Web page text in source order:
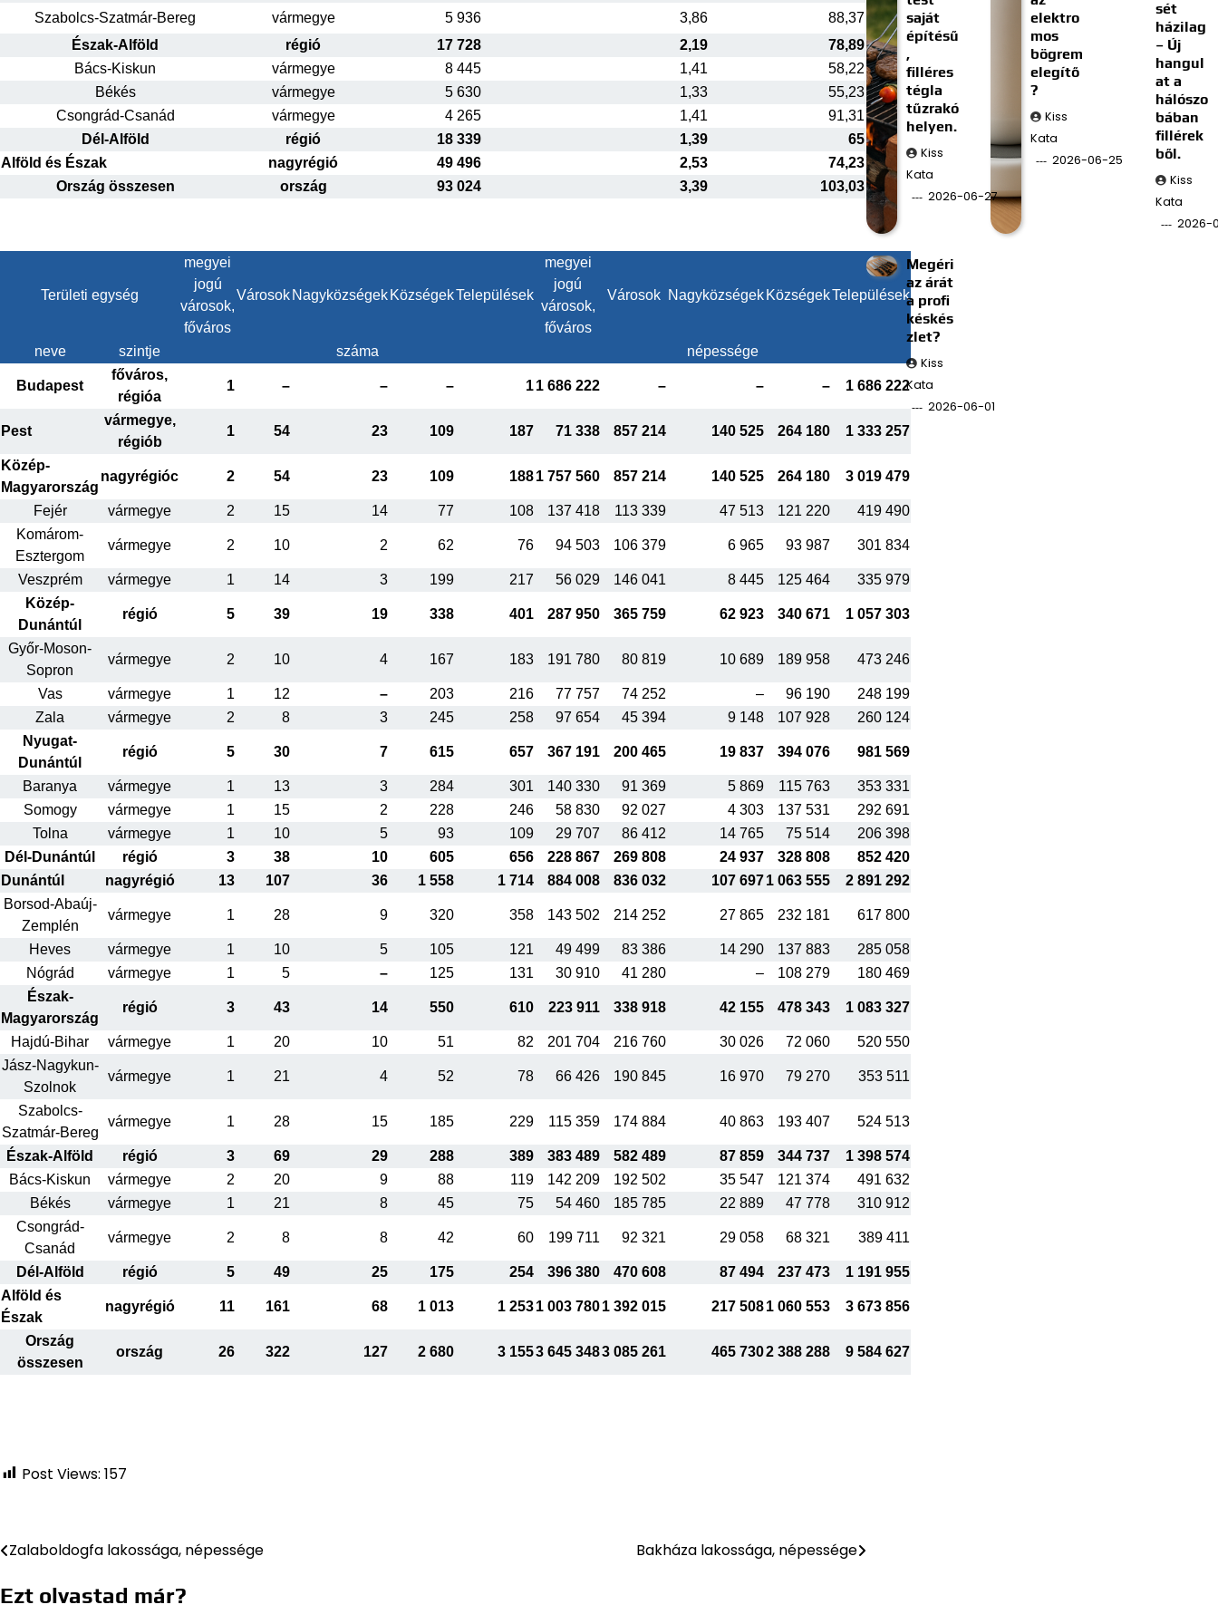
Szabolcs-Szatmár-Bereg vármegye 5 936 3,86
88,37
Észak-Alföld
régió 17 728 2,19
78,89
Bács-Kiskun
vármegye 8 445 1,41
58,22
Békés
vármegye 5 630 1,33
55,23
Csongrád-Csanád
vármegye 4 265 1,41
91,31
Dél-Alföld
régió 18 339 1,39
65
Alföld és Észak
nagyrégió 49 496 2,53
74,23
Ország összesen
ország 93 024 3,39 103,03
Területi egység
megyei
jogú
városok,
főváros
Városok Nagyközségek KözségekTelepülések
megyei
jogú
városok,
főváros
Városok Nagyközségek KözségekTelepülések
neve szintje száma népessége
Budapest
főváros,
régióa
1 – – – 11 686 222 – – – 1 686 222
Pest
vármegye,
régiób
1 54 23 109 187 71 338 857 214 140 525 264 180 1 333 257
Közép-
Magyarország
nagyrégióc 2 54 23 109 1881 757 560 857 214 140 525 264 180 3 019 479
Fejér vármegye 2 15 14 77 108 137 418 113 339 47 513 121 220
419 490
Komárom-
Esztergom
vármegye 2 10 2 62 76 94 503 106 379 6 965 93 987 301 834
Veszprém vármegye 1 14 3 199 217 56 029 146 041 8 445 125 464
335 979
Közép-
Dunántúl
régió 5 39 19 338 401 287 950 365 759 62 923 340 671 1 057 303
Győr-Moson-
Sopron
vármegye 2 10 4 167 183 191 780 80 819 10 689 189 958 473 246
Vas vármegye 1 12 – 203 216 77 757 74 252 – 96 190
248 199
Zala
vármegye 2 8 3 245 258 97 654 45 394 9 148 107 928
260 124
Nyugat-
Dunántúl
régió 5 30 7 615 657 367 191 200 465 19 837 394 076 981 569
Baranya vármegye 1 13 3 284 301 140 330 91 369 5 869 115 763
353 331
Somogy
vármegye 1 15 2 228 246 58 830 92 027 4 303 137 531
292 691
Tolna
vármegye 1 10 5 93 109 29 707 86 412 14 765 75 514
206 398
Dél-Dunántúl
régió 3 38 10 605 656 228 867 269 808 24 937 328 808
852 420
Dunántúl
nagyrégió 13 107 36 1 558 1 714 884 008 836 032 107 6971 063 555
2 891 292
Borsod-Abaúj-
Zemplén
vármegye 1 28 9 320 358 143 502 214 252 27 865 232 181 617 800
Heves vármegye 1 10 5 105 121 49 499 83 386 14 290 137 883
285 058
Nógrád
vármegye 1 5 – 125 131 30 910 41 280 – 108 279
180 469
Észak-
Magyarország
régió 3 43 14 550 610 223 911 338 918 42 155 478 343 1 083 327
Hajdú-Bihar vármegye 1 20 10 51 82 201 704 216 760 30 026 72 060
520 550
Jász-Nagykun-
Szolnok
vármegye 1 21 4 52 78 66 426 190 845 16 970 79 270 353 511
Szabolcs-
Szatmár-Bereg
vármegye 1 28 15 185 229 115 359 174 884 40 863 193 407 524 513
Észak-Alföld régió 3 69 29 288 389 383 489 582 489 87 859 344 737
1 398 574
Bács-Kiskun
vármegye 2 20 9 88 119 142 209 192 502 35 547 121 374
491 632
Békés
vármegye 1 21 8 45 75 54 460 185 785 22 889 47 778
310 912
Csongrád-
Csanád
vármegye 2 8 8 42 60 199 711 92 321 29 058 68 321 389 411
Dél-Alföld régió 5 49 25 175 254 396 380 470 608 87 494 237 473
1 191 955
Alföld és
Észak
nagyrégió 11 161 68 1 013 1 2531 003 7801 392 015 217 5081 060 553 3 673 856
Ország
összesen
ország 26 322 127 2 680 3 1553 645 3483 085 261 465 7302 388 288 9 584 627
Post Views: 157
Bejegyzés
navigáció
Zalaboldogfa lakossága, népessége Bakháza lakossága, népessége
Ezt olvastad már?
saját
építésű
,
filléres
tégla
tűzrakó
helyen.
Kiss
Kata
2026-06-27
elektro
mos
bögrem
elegítő
?
Kiss
Kata
2026-06-25
sét
házilag
– Új
hangul
at a
hálószo
bában
fillérek
ből.
Kiss
Kata
2026-
Megéri
az árát
a profi
késkés
zlet?
Kiss
Kata
2026-06-01